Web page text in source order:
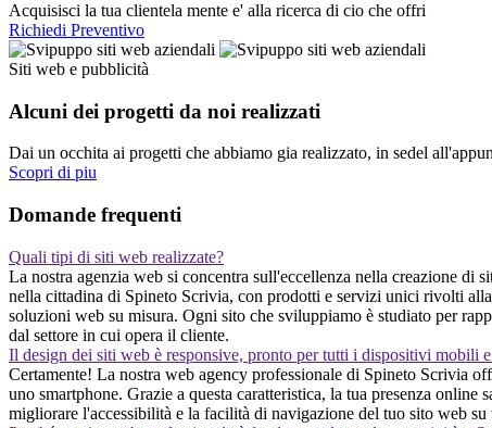
Acquisisci la tua clientela mente e' alla ricerca di cio che offri
Richiedi Preventivo
Siti web e pubblicità
Alcuni dei progetti da noi realizzati
Dai un occhita ai progetti che abbiamo gia realizzato, in sedel
Scopri di piu
Domande frequenti
Quali tipi di siti web realizzate?
La nostra agenzia web si concentra sull'eccellenza nella creazione di
nella cittadina di Spineto Scrivia, con prodotti e servizi unici rivolti
soluzioni web su misura. Ogni sito che sviluppiamo è studiato per
dal settore in cui opera il cliente.
Il design dei siti web è responsive, pronto per tutti i dispositivi mobili
Certamente! La nostra web agency professionale di Spineto Scrivia
uno smartphone. Grazie a questa caratteristica, la tua presenza
migliorare l'accessibilità e la facilità di navigazione del tuo sito web